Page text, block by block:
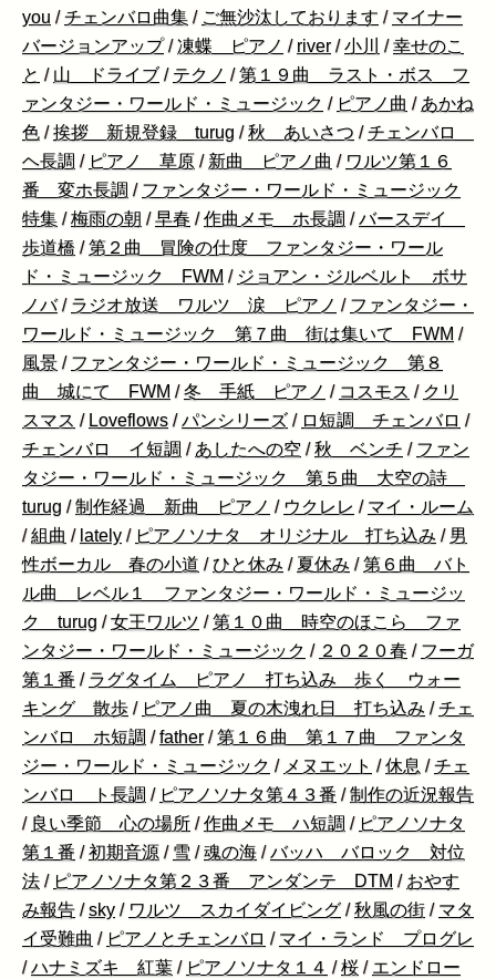
you /チェンバロ曲集 / ご無沙汰しております / マイナー
バージョンアップ /凍蝶 ピアノ / river /小川 /幸せのこ
と / 山 ドライブ / テクノ /第１９曲 ラスト・ボス フ
ァンタジー・ワールド・ミュージック / ピアノ曲 / あかね
色 /挨拶 新規登録 turug /秋 あいさつ /チェンバロ
ヘ長調 / ピアノ 草原 / 新曲 ピアノ曲 / ワルツ第１６
番 変ホ長調 / ファンタジー・ワールド・ミュージック
特集 /梅雨の朝 /早春 /作曲メモ ホ長調 /バースデイ
歩道橋 /第２曲 冒険の仕度 ファンタジー・ワール
ド・ミュージック FWM / ジョアン・ジルベルト ボサ
ノバ / ラジオ放送 ワルツ 涙 ピアノ / ファンタジー・
ワールド・ミュージック 第７曲 街は集いて FWM /
風景 / ファンタジー・ワールド・ミュージック 第８
曲 城にて FWM /冬 手紙 ピアノ / コスモス / クリ
スマス / Loveflows /パンシリーズ / ロ短調 チェンバロ /
チェンバロ イ短調 / あしたへの空 /秋 ベンチ / ファン
タジー・ワールド・ミュージック 第５曲 大空の詩
turug /制作経過 新曲 ピアノ / ウクレレ / マイ・ルーム
/組曲 / lately / ピアノソナタ オリジナル 打ち込み / 男
性ボーカル 春の小道 /ひと休み / 夏休み /第６曲 バト
ル曲 レベル１ ファンタジー・ワールド・ミュージッ
ク turug /女王ワルツ /第１０曲 時空のほこら ファ
ンタジー・ワールド・ミュージック / ２０２０春 / フーガ
第１番 / ラグタイム ピアノ 打ち込み 歩く ウォー
キング 散歩 / ピアノ曲 夏の木洩れ日 打ち込み /チェ
ンバロ ホ短調 /father /第１６曲 第１７曲 ファンタ
ジー・ワールド・ミュージック / メヌエット /休息 /チェ
ンバロ ト長調 / ピアノソナタ第４３番 /制作の近況報告
/ 良い季節 心の場所 /作曲メモ ハ短調 / ピアノソナタ
第１番 /初期音源 / 雪 /魂の海 /バッハ バロック 対位
法 / ピアノソナタ第２３番 アンダンテ DTM / おやす
み報告 /sky / ワルツ スカイダイビング /秋風の街 / マタ
イ受難曲 / ピアノとチェンバロ / マイ・ランド プログレ
/ハナミズキ 紅葉 / ピアノソナタ１４ /桜 / エンドロー